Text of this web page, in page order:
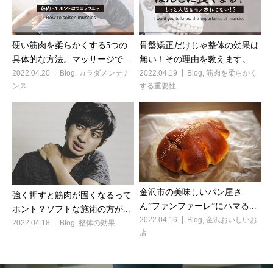
硬い筋肉を柔らかくする5つの
具体的な方法。マッサージで...
2022.04.20 Blog カラダメンテナ
ンス
骨盤矯正だけじゃ整体の効果は
無い！その理由を教えます。
2022.04.19 Blog 筋肉を柔らかく
する重要性
強く押すと筋肉が固くなるって
ホント？ソフトな施術の方が...
2022.04.18 Blog 整体の効果
金沢市の美味しいパン屋さ
ん”ファンファーレ”にハマる...
2022.04.16 Blog, 金沢おいしいお
店